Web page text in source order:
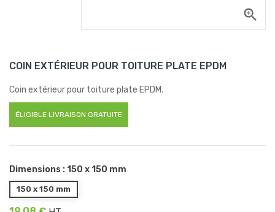
zoom_in
COIN EXTÉRIEUR POUR TOITURE PLATE EPDM
Coin extérieur pour toiture plate EPDM.
ÉLIGIBLE LIVRAISON GRATUITE
Dimensions : 150 x 150 mm
150 x 150 mm